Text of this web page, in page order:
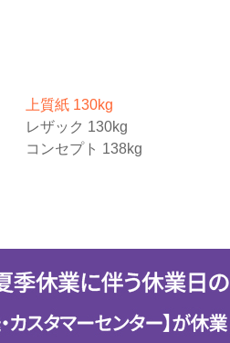
上質紙 130kg
レザック 130kg
コンセプト 138kg